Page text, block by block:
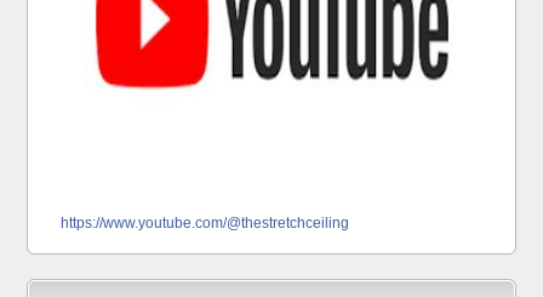
https://www.youtube.com/@thestretchceiling